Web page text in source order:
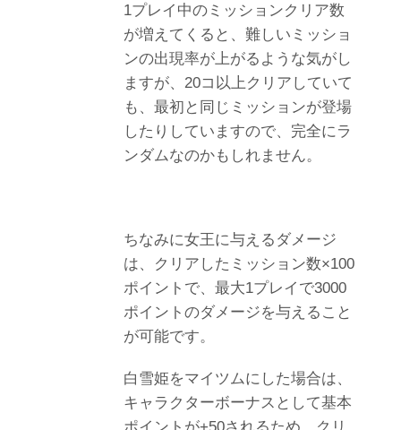
1プレイ中のミッションクリア数
が増えてくると、難しいミッショ
ンの出現率が上がるような気がし
ますが、20コ以上クリアしていて
も、最初と同じミッションが登場
したりしていますので、完全にラ
ンダムなのかもしれません。
ちなみに女王に与えるダメージ
は、クリアしたミッション数×100
ポイントで、最大1プレイで3000
ポイントのダメージを与えること
が可能です。
白雪姫をマイツムにした場合は、
キャラクターボーナスとして基本
ポイントが+50されるため、クリ